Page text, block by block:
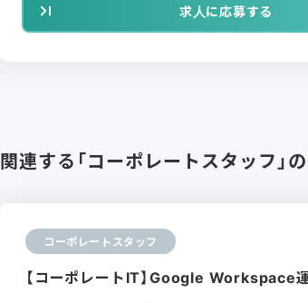
求人に応募する
関連する「コーポレートスタッフ」
コーポレートスタッフ
【コーポレートIT】Google Workspace